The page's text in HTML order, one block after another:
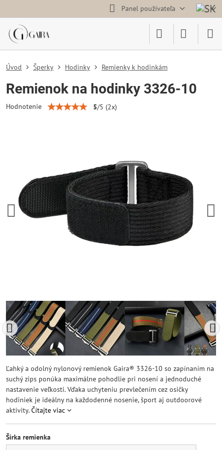
Panel používateľa
Úvod Šperky Hodinky Remienky k hodinkám
Remienok na hodinky 3326-10
Hodnotenie 5/5 (2x)
Ľahký a odolný nylonový remienok Gaira® 3326-10 so zapínaním na
suchý zips ponúka maximálne pohodlie pri nosení a jednoduché
nastavenie veľkosti. Vďaka uchyteniu prevlečením cez osičky
hodiniek je ideálny na každodenné nosenie, šport aj outdoorové
aktivity.Čítajte viac
Šírka remienka